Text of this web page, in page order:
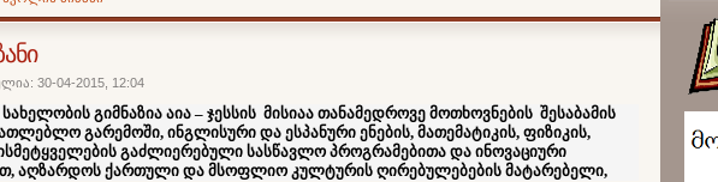
30-04-2015, 12:04
გიმნაზია აია – ჯესსის მისიაა თანამედროვე მოთხოვნების შესაბამის
გარემოში, ინგლისური და ესპანური ენების, მათემატიკის, ფიზიკის,
გაძლიერებული სასწავლო პროგრამებითა და ინოვაციური
აღზარდოს ქართული და მსოფლიო კულტურის ღირებულებების მატარებელი,